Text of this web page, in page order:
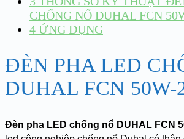
CHỐNG NỔ DUHAL FCN
4 ỨNG DỤNG
ĐÈN PHA LED
DUHAL FCN 50W-
Đèn pha LED chống nổ DUHAL FCN